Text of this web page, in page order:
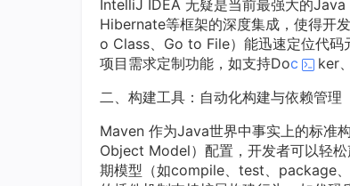
IntelliJ IDEA 无疑是当前最强大的Java
Hibernate等框架的深度集成，使得开
o Class、Go to File）能迅速定位代码
项目需求定制功能，如支持Doc
ker
二、构建工具：自动化构建与依赖管理
Maven 作为Java世界中事实上的标准
Object Model）配置，开发者可以轻
期模型（如compile、test、package